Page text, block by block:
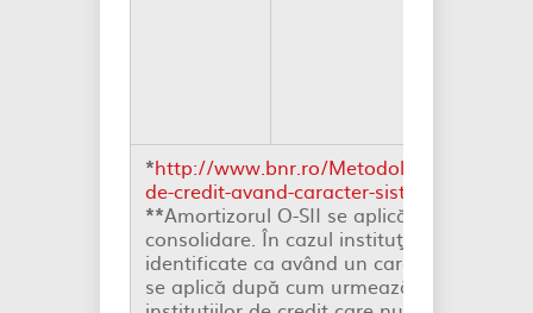
*http://www.bnr.ro/Metodologia-de-
de-credit-avand-caracter-sistemic-
**Amortizorul O-SII se aplică la cel mai
consolidare. În cazul instituţiilor de credit
identificate ca având un caracter
se aplică după cum urmează: (i) la nivel